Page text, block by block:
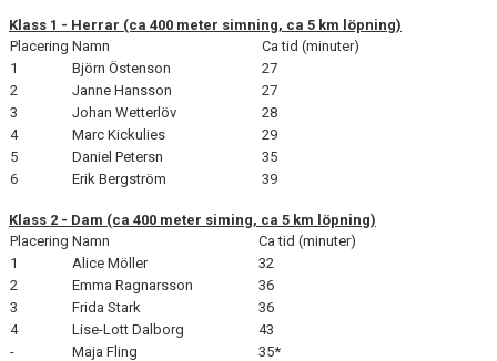
VÅRA EVENEMANG
VERKSAMHETSHANDBOK
KSLS FOR UKRAINE
WALL OF MEMORIES
Klass 1 - Herrar (ca 400 meter simning, ca 5 km löpning)
Placering Namn
Ca tid (minuter)
1
Björn Östenson
27
2
Janne Hansson
27
3
Johan Wetterlöv
28
4
Marc Kickulies
29
5
Daniel Petersn
35
6
Erik Bergström 39
Klass 2 - Dam (ca 400 meter siming, ca 5 km löpning)
Placering Namn
Ca tid (minuter)
1
Alice Möller
32
2
Emma Ragnarsson
36
3
Frida Stark
36
4
Lise-Lott Dalborg
43
-
Maja Fling 35*